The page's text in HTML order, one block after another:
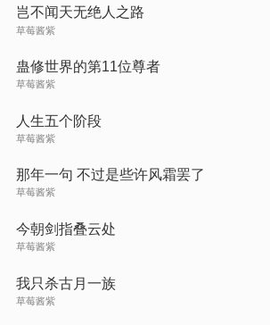
岂不闻天无绝人之路
草莓酱紫
蛊修世界的第11位尊者
草莓酱紫
人生五个阶段
草莓酱紫
那年一句 不过是些许风霜罢了
草莓酱紫
今朝剑指叠云处
草莓酱紫
我只杀古月一族
草莓酱紫